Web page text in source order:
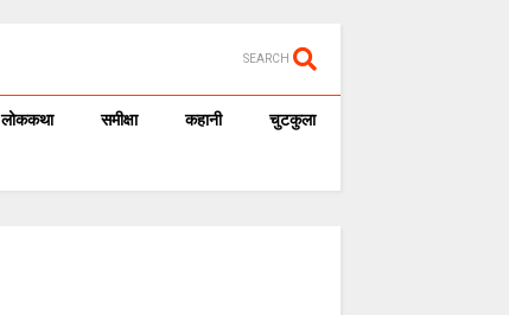
SEARCH
लोककथा समीक्षा कहानी चुटकुला